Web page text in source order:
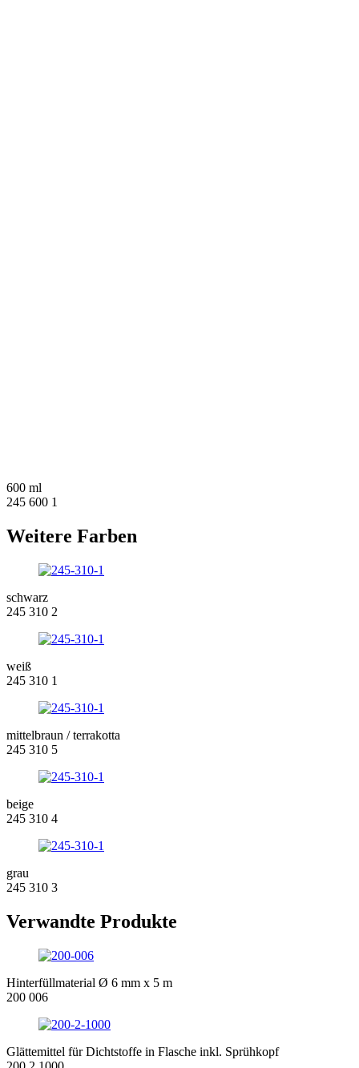
600 ml
245 600 1
Weitere Farben
schwarz
245 310 2
weiß
245 310 1
mittelbraun / terrakotta
245 310 5
beige
245 310 4
grau
245 310 3
Verwandte Produkte
Hinterfüllmaterial Ø 6 mm x 5 m
200 006
Glättemittel für Dichtstoffe in Flasche inkl. Sprühkopf